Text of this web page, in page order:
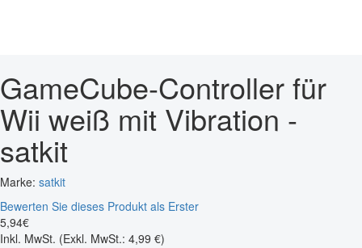
GameCube-Controller für
Wii weiß mit Vibration -
satkit
Marke: satkit
Bewerten Sie dieses Produkt als Erster
5,94€
Inkl. MwSt. (Exkl. MwSt.: 4,99 €)